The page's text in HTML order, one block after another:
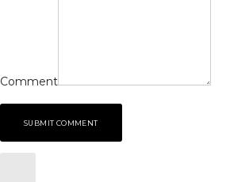
Comment
SUBMIT COMMENT